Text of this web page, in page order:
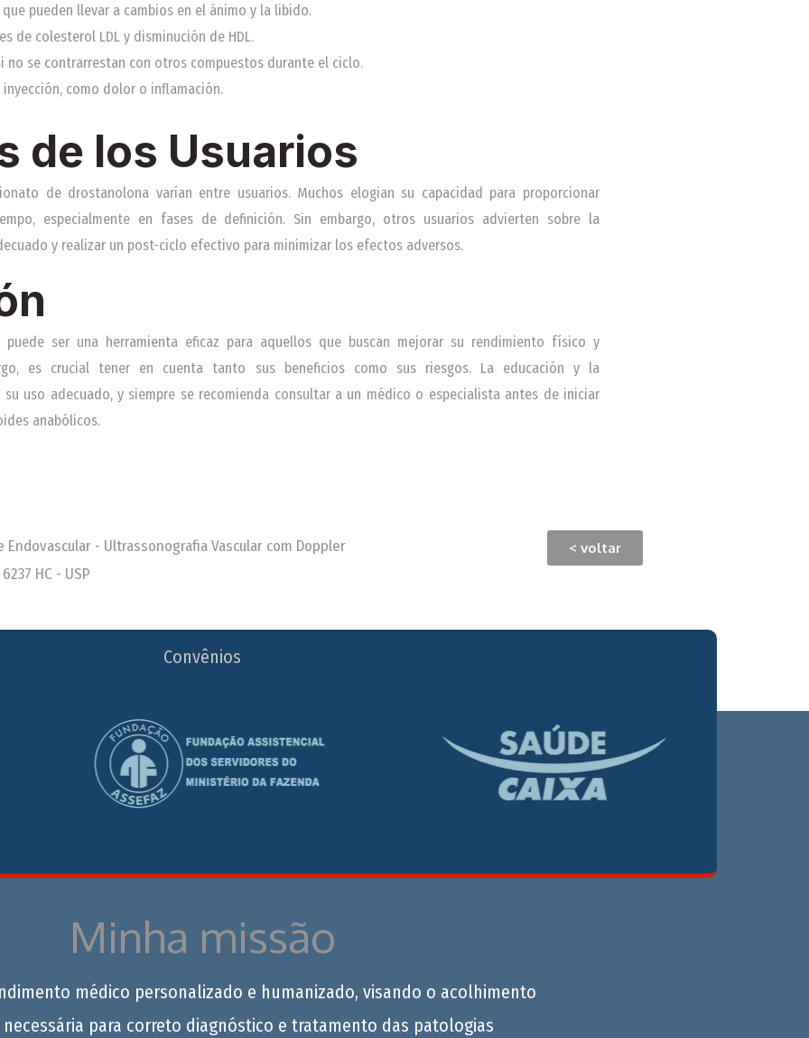
pueden llevar a cambios en el ánimo y la libido.
de colesterol LDL y disminución de HDL.
no se contrarrestan con otros compuestos durante el ciclo.
inyección, como dolor o inflamación.
de los Usuarios
de drostanolona varían entre usuarios. Muchos elogian su capacidad para proporcionar
especialmente en fases de definición. Sin embargo, otros usuarios advierten sobre la
y realizar un post-ciclo efectivo para minimizar los efectos adversos.
ser una herramienta eficaz para aquellos que buscan mejorar su rendimiento físico y
es crucial tener en cuenta tanto sus beneficios como sus riesgos. La educación y la
uso adecuado, y siempre se recomienda consultar a un médico o especialista antes de iniciar
anabólicos.
Endovascular - Ultrassonografia Vascular com Doppler
HC - USP
< voltar
Convênios
Minha missão
médico personalizado e humanizado, visando o acolhimento
para correto diagnóstico e tratamento das patologias